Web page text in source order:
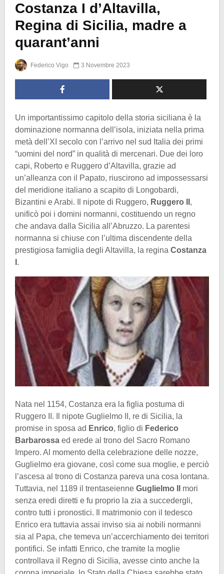
Costanza I d’Altavilla,
Regina di Sicilia, madre a
quarant’anni
Federico Vigo 3 Novembre 2023
Un importantissimo capitolo della storia siciliana è la
dominazione normanna dell’isola, iniziata nella prima
metà dell’XI secolo con l’arrivo nel sud Italia dei primi
“uomini del nord” in qualità di mercenari. Due dei loro
capi, Roberto e Ruggero d’Altavilla, grazie ad
un’alleanza con il Papato, riuscirono ad impossessarsi
del meridione italiano a scapito di Longobardi,
Bizantini e Arabi. Il nipote di Ruggero, Ruggero II ,
unificò poi i domini normanni, costituendo un regno
che andava dalla Sicilia all’Abruzzo. La parentesi
normanna si chiuse con l’ultima discendente della
prestigiosa famiglia degli Altavilla, la regina Costanza
.
Nata nel 1154, Costanza era la figlia postuma di
Ruggero II. Il nipote Guglielmo II, re di Sicilia, la
promise in sposa ad Enrico, figlio di Federico
Barbarossa ed erede al trono del Sacro Romano
Impero. Al momento della celebrazione delle nozze,
Guglielmo era giovane, così come sua moglie, e perciò
l’ascesa al trono di Costanza pareva una cosa lontana.
Tuttavia, nel 1189 il trentaseienne Guglielmo II
mori
senza eredi diretti e fu proprio la zia a succedergli,
contro tutti i pronostici. Il matrimonio con il tedesco
Enrico era tuttavia assai inviso sia ai nobili normanni
sia al Papa, che temeva un’accerchiamento dei territori
pontifici. Se infatti Enrico, che tramite la moglie
controllava il Regno di Sicilia, avesse cinto anche la